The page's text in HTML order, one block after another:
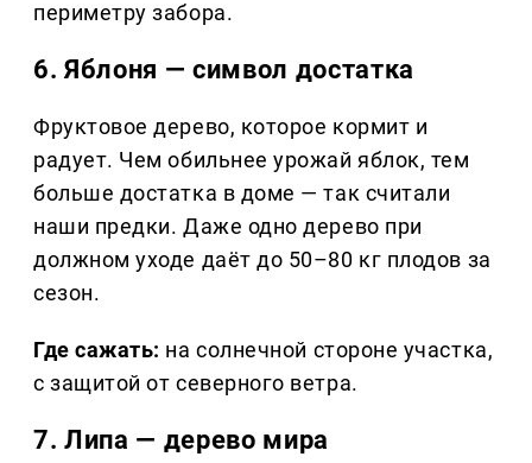
периметру забора.
6. Яблоня — символ достатка
Фруктовое дерево, которое кормит и
радует. Чем обильнее урожай яблок, тем
больше достатка в доме — так считали
наши предки. Даже одно дерево при
должном уходе даёт до 50–80 кг плодов за
сезон.
Где сажать: на солнечной стороне участка,
с защитой от северного ветра.
7. Липа — дерево мира